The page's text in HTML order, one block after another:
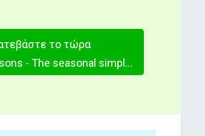
το τώρα
Simoo Seasons - The seasonal simple Simon says game with cows!